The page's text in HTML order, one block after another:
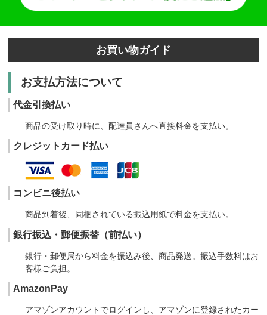
お買い物ガイド
お支払方法について
代金引換払い
商品の受け取り時に、配達員さんへ直接料金を支払い。
クレジットカード払い
コンビニ後払い
商品到着後、同梱されている振込用紙で料金を支払い。
銀行振込・郵便振替（前払い）
銀行・郵便局から料金を振込み後、商品発送。振込手数料はお
客様ご負担。
AmazonPay
アマゾンアカウントでログインし、アマゾンに登録されたカー